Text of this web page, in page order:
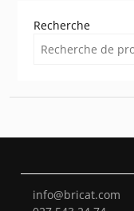
Recherche
info@bricat.com